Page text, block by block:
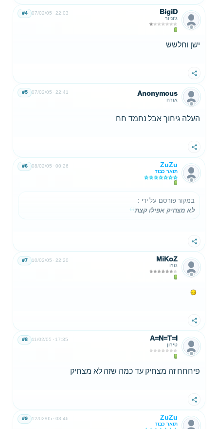
BigiD
ג'וניור
07/02/05 22:03
#4
ישן וחלשש
שתף
Anonymous
אורח
07/02/05 22:41
#5
העלה גיחוך אבל נחמד חח
שתף
ZuZu
תואר כבוד
08/02/05 00:26
#6
במקור פורסם על ידי :
לא מצחיק אפילו קצת
שתף
MiKoZ
גורו
10/02/05 22:20
#7
שתף
A=N=T=I
טירון
11/02/05 17:35
#8
פיחחח זה מצחיק עד כמה שזה לא מצחיק
שתף
ZuZu
תואר כבוד
12/02/05 03:46
#9